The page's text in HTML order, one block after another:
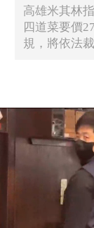
高雄米其林
四道菜要價
規，將依法裁